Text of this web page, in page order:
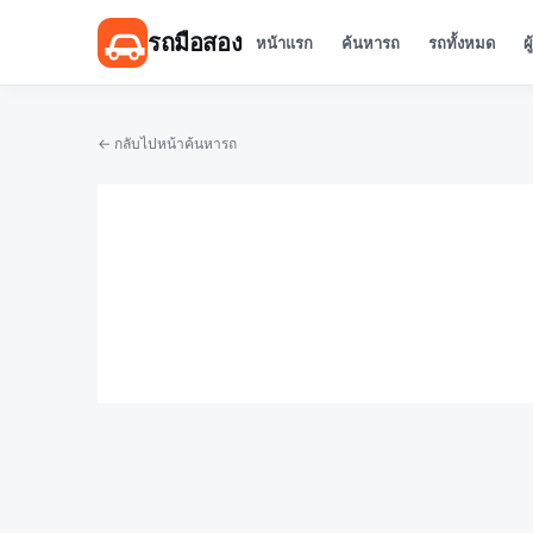
รถมือสอง หน้าแรก ค้นหารถ รถทั้งหมด
← กลับไปหน้าค้นหารถ